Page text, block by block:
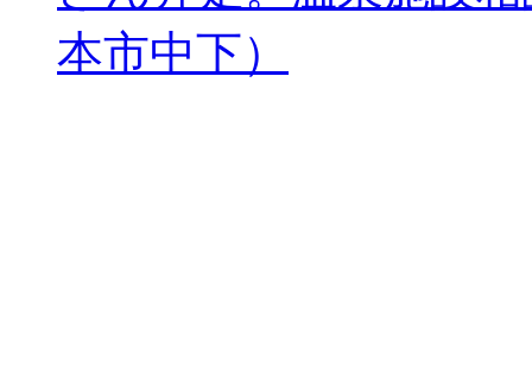
本市中下）